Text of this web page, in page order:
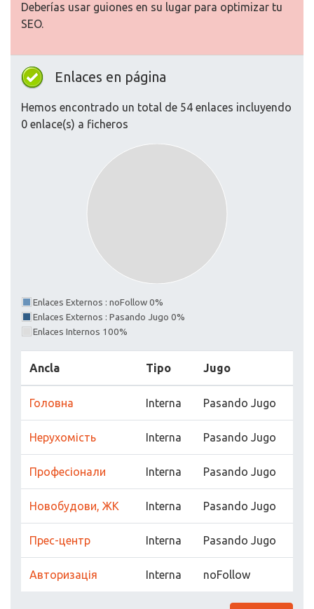
Deberías usar guiones en su lugar para optimizar tu
SEO.
Enlaces en página
Hemos encontrado un total de 54 enlaces incluyendo
0 enlace(s) a ficheros
Enlaces Externos : noFollow 0%
Enlaces Externos : Pasando Jugo 0%
Enlaces Internos 100%
Ancla Tipo Jugo
Головна Interna Pasando Jugo
Нерухомість Interna Pasando Jugo
Професіонали Interna Pasando Jugo
Новобудови, ЖК Interna Pasando Jugo
Прес-центр Interna Pasando Jugo
Авторизація Interna noFollow